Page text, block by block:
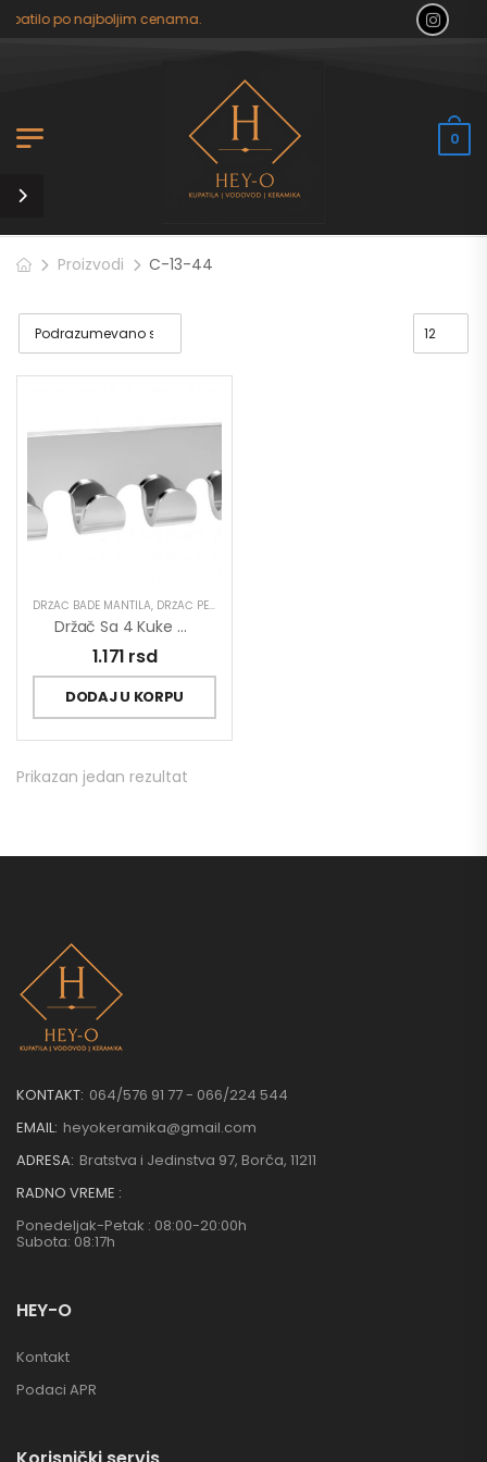
po najboljim cenama.
0
Proizvodi C-13-44
DRŽAČ BADE MANTILA, DRŽAČ PEŠKIRA
Držač Sa 4 Kuke COPEN ELEGANTE
1.171 rsd
DODAJ U KORPU
Prikazan jedan rezultat
KONTAKT: 064/576 91 77 - 066/224 544
EMAIL: heyokeramika@gmail.com
ADRESA: Bratstva i Jedinstva 97, Borča, 11211
RADNO VREME :
Ponedeljak-Petak : 08:00-20:00h
Subota: 08:17h
HEY-O
Kontakt
Podaci APR